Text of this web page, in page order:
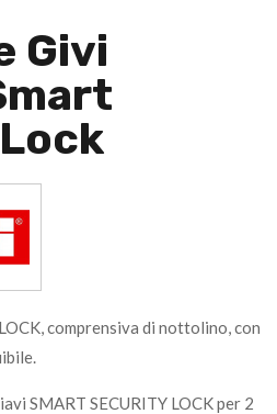
Givi
comprensiva di nottolino, con
SMART SECURITY LOCK per 2